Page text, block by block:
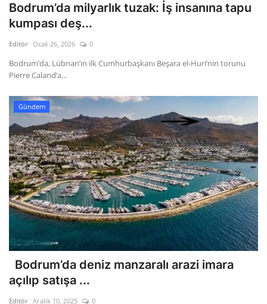
Bodrum’da milyarlık tuzak: İş insanına tapu
kumpası deş...
Editör Ocak 26, 2026 0
Bodrum’da, Lübnan’ın ilk Cumhurbaşkanı Beşara el-Huri’nin torunu
Pierre Caland’a...
Gündem
Bodrum’da deniz manzaralı arazi imara
açılıp satışa ...
Editör Aralık 10, 2025 0